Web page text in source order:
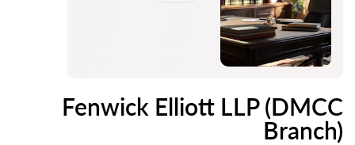
Fenwick Elliott LLP (DMCC
Branch)